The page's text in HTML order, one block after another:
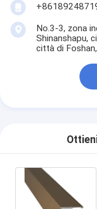
No.3-3, zona
Shinanshapu,
città di